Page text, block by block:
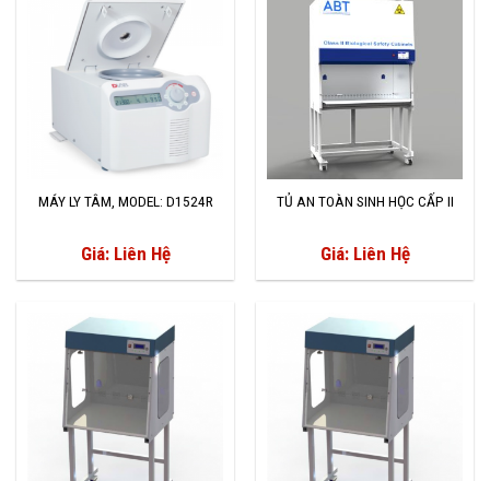
MÁY LY TÂM, MODEL: D1524R
Giá: Liên Hệ
TỦ AN TOÀN SINH HỌC CẤP II
Giá: Liên Hệ